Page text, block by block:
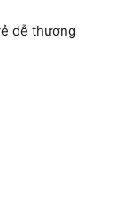
dễ thương